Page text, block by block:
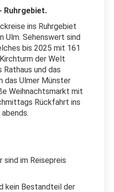
Ruhrgebiet.
ins Ruhrgebiet
Ulm. Sehenswert sind
bis 2025 mit 161
der Welt
Rathaus und das
das Ulmer Münster
Weihnachtsmarkt mit
Rückfahrt ins
abends.
im Reisepreis
kein Bestandteil der